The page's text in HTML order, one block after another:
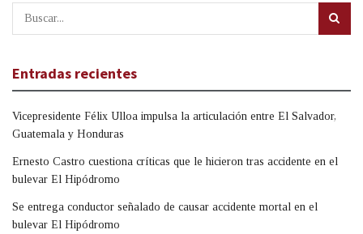
Entradas recientes
Vicepresidente Félix Ulloa impulsa la articulación entre El Salvador,
Guatemala y Honduras
Ernesto Castro cuestiona críticas que le hicieron tras accidente en el
bulevar El Hipódromo
Se entrega conductor señalado de causar accidente mortal en el
bulevar El Hipódromo